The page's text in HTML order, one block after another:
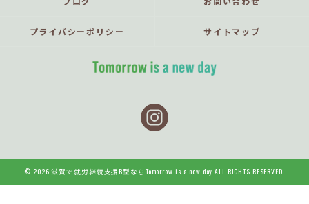
プライバシーポリシー サイトマップ
© 2026 滋賀で就労継続支援B型ならTomorrow is a new day ALL RIGHTS RESERVED.